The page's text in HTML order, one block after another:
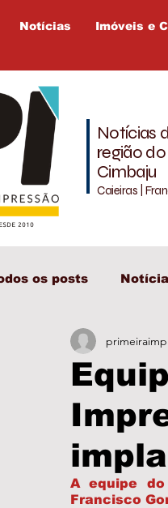
Notícias Imóveis e
Notícias
região do
Cimbaju
Caieiras |
os posts
Cajamar Cimbaju
Educação Saúde
Municípios
A equipe do
Francisco